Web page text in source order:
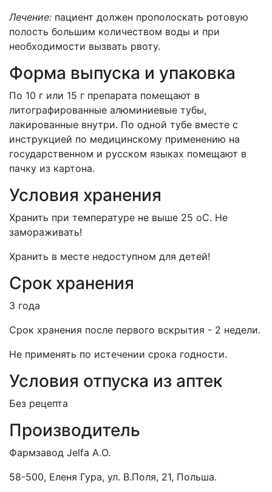
Лечение: пациент должен прополоскать ротовую
полость большим количеством воды и при
необходимости вызвать рвоту.
Форма выпуска и упаковка
По 10 г или 15 г препарата помещают в
литографированные алюминиевые тубы,
лакированные внутри. По одной тубе вместе с
инструкцией по медицинскому применению на
государственном и русском языках помещают в
пачку из картона.
Условия хранения
Хранить при температуре не выше 25 оС. Не
замораживать!
Хранить в месте недоступном для детей!
Срок хранения
3 года
Срок хранения после первого вскрытия - 2 недели.
Не применять по истечении срока годности.
Условия отпуска из аптек
Без рецепта
Производитель
Фармзавод Jelfa А.О.
58-500, Еленя Гура, ул. В.Поля, 21, Польша.